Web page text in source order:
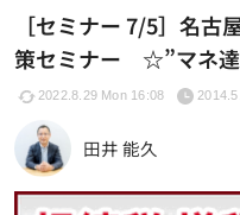
［セミナー 7/5］名
策セミナー ☆”マネ
2022.8.29 Mon 16:08
田井 能久